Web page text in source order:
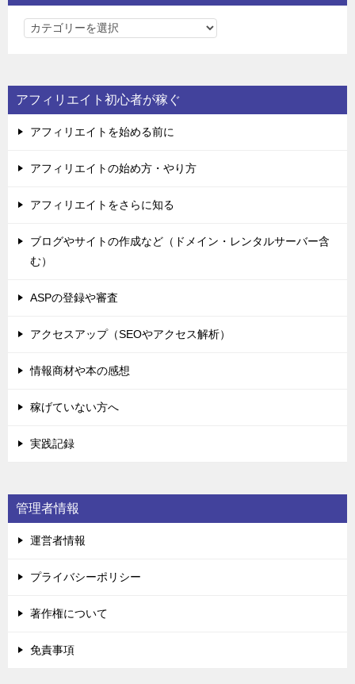
カ
リ
ー
アフィリエイト初心者が稼ぐ
アフィリエイトを始める前に
アフィリエイトの始め方・やり方
アフィリエイトをさらに知る
ブログやサイトの作成など（ドメイン・レンタルサーバー含
む）
ASPの登録や審査
アクセスアップ（SEOやアクセス解析）
情報商材や本の感想
稼げていない方へ
実践記録
管理者情報
運営者情報
プライバシーポリシー
著作権について
免責事項